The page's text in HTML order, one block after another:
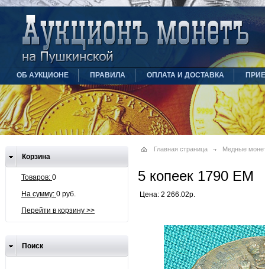
ОБ АУКЦИОНЕ ПРАВИЛА ОПЛАТА И ДОСТАВКА
Корзина
Товаров: 0
На сумму: 0 руб.
Перейти в корзину >>
Поиск
Главная страница Медные
5 копеек 1790 ЕМ
Цена: 2 266.02р.